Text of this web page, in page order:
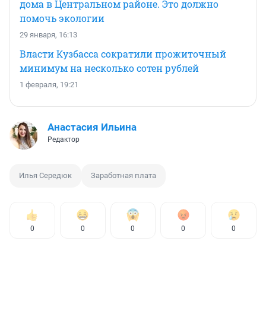
дома в Центральном районе. Это должно
помочь экологии
29 января, 16:13
Власти Кузбасса сократили прожиточный
минимум на несколько сотен рублей
1 февраля, 19:21
Анастасия Ильина
Редактор
Илья Середюк Заработная плата
0 0 0 0 0